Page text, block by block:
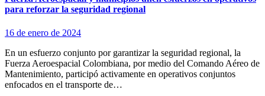
para reforzar la seguridad regional
16 de enero de 2024
En un esfuerzo conjunto por garantizar la seguridad regional, la
Fuerza Aeroespacial Colombiana, por medio del Comando Aéreo de
Mantenimiento, participó activamente en operativos conjuntos
enfocados en el transporte de…